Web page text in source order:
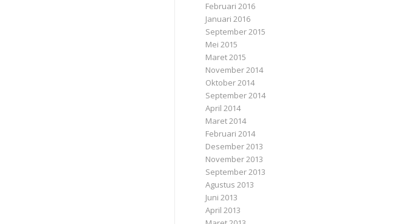
Februari 2016
Januari 2016
September 2015
Mei 2015
Maret 2015
November 2014
Oktober 2014
September 2014
April 2014
Maret 2014
Februari 2014
Desember 2013
November 2013
September 2013
Agustus 2013
Juni 2013
April 2013